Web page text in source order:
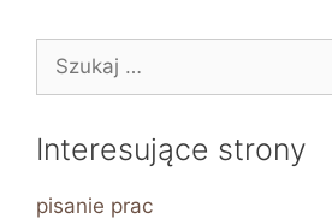
Interesujące strony
pisanie prac